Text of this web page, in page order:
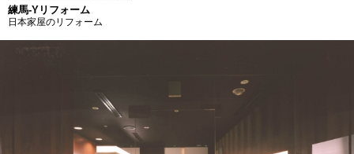
練馬-Yリフォーム
日本家屋のリフォーム